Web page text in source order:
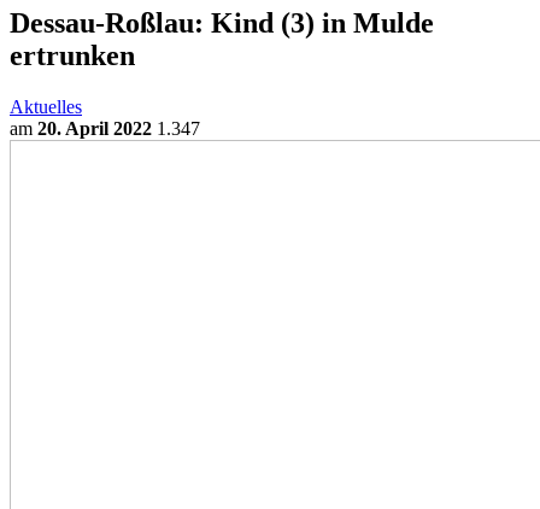
Dessau-Roßlau: Kind (3) in Mulde
ertrunken
Aktuelles
am 20. April 2022 1.347